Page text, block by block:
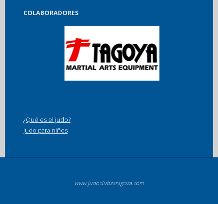
Camp
COLABORADORES
¿Qué es el judo?
Judo para niños
www.judoclubzaragoza.com